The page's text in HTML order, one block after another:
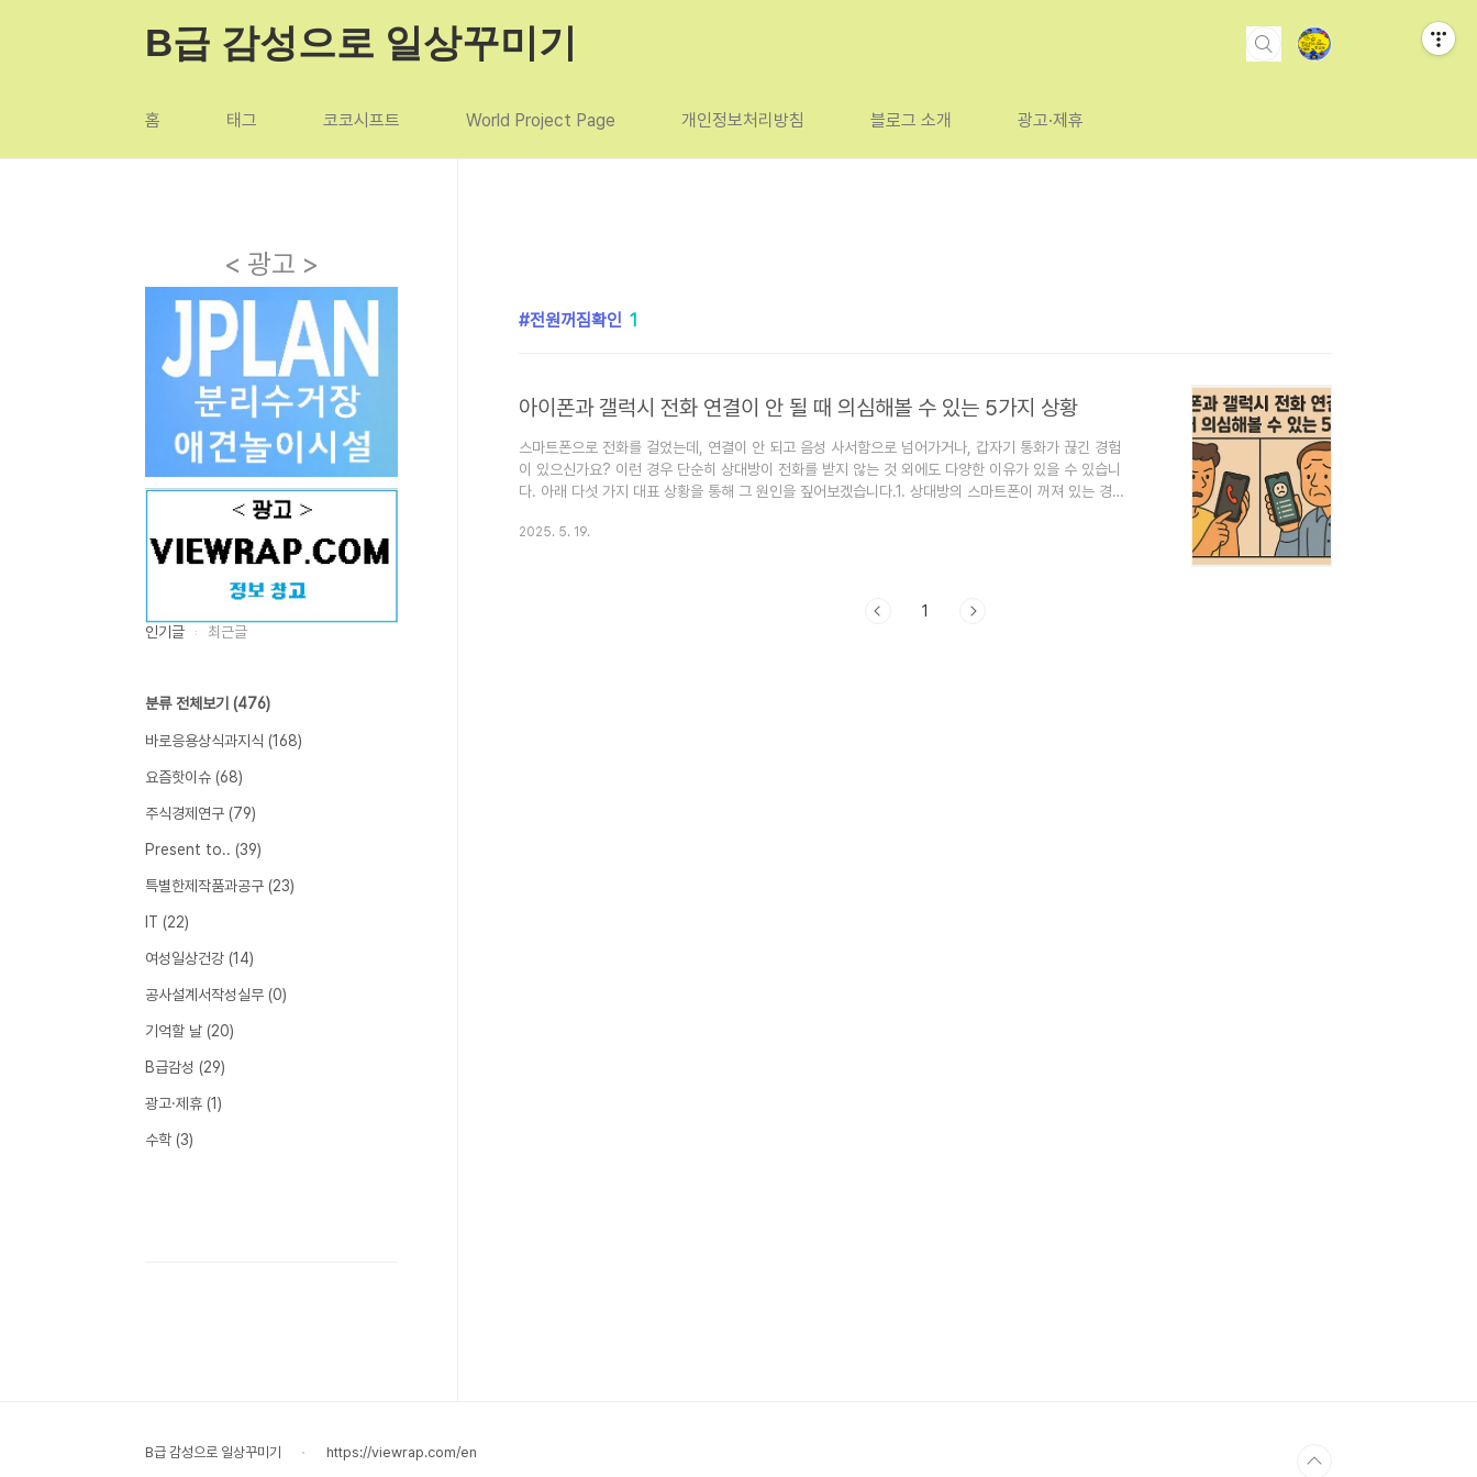
B급 감성으로 일상꾸미기
홈 태그 코코시프트 World Project Page 개인정보처리방침 블로그 소개 광고·제휴
전원꺼짐확인 1
아이폰과 갤럭시 전화 연결이 안 될 때 의심해볼 수 있는 5가지 상황
스마트폰으로 전화를 걸었는데, 연결이 안 되고 음성 사서함으로 넘어가거나, 갑자기 통화가 끊긴 경험
이 있으신가요? 이런 경우 단순히 상대방이 전화를 받지 않는 것 외에도 다양한 이유가 있을 수 있습니
다. 아래 다섯 가지 대표 상황을 통해 그 원인을 짚어보겠습니다.1. 상대방의 스마트폰이 꺼져 있는 경우
속해서 꺼져 있는 상태면 문자, 통화 모두 실패2. 비행기 모드가 켜져 있는 경우전파 수신 차단으로 인
2025. 5. 19.
1
< 광고 >
인기글 최근글
분류 전체보기 (476)
바로응용상식과지식 (168)
요즘핫이슈 (68)
주식경제연구 (79)
Present to.. (39)
특별한제작품과공구 (23)
IT (22)
여성일상건강 (14)
공사설계서작성실무 (0)
기억할 날 (20)
B급감성 (29)
광고·제휴 (1)
수학 (3)
B급 감성으로 일상꾸미기 https://viewrap.com/en